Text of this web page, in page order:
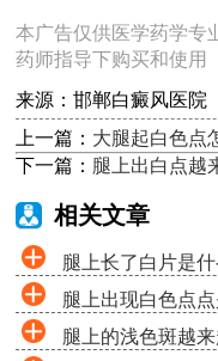
本广告仅供医学药学专
药师指导下购买和使用
来源：邯郸白癜风医院
上一篇： 大腿起白色点
下一篇： 腿上出白点越
相关文章
腿上长了白片是
腿上出现白色点
腿上的浅色斑越